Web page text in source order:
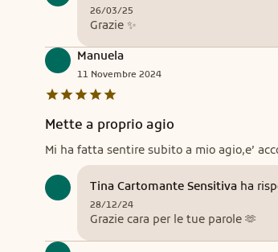
26/03/25
Grazie ✨
Manuela
11 Novembre 2024
Mette a proprio agio
Mi ha fatta sentire subito a mio agio,e’
Tina Cartomante Sensitiva ha
28/12/24
Grazie cara per le tue parole 🫶